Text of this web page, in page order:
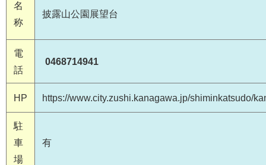
名
称
披露山公園展望台
電
話
0468714941
HP https://www.city.zushi.kanagawa.jp/shiminkatsudo/
駐
車
場
有